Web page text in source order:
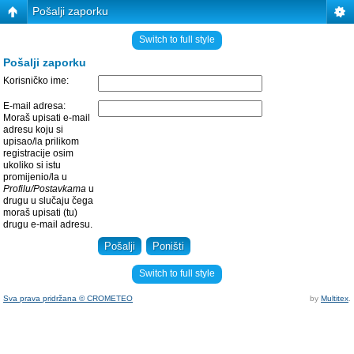
Pošalji zaporku
Switch to full style
Pošalji zaporku
Korisničko ime:
E-mail adresa:
Moraš upisati e-mail
adresu koju si
upisao/la prilikom
registracije osim
ukoliko si istu
promijenio/la u
Profilu/Postavkama u
drugu u slučaju čega
moraš upisati (tu)
drugu e-mail adresu.
Switch to full style
Sva prava pridržana © CROMETEO by Multitex